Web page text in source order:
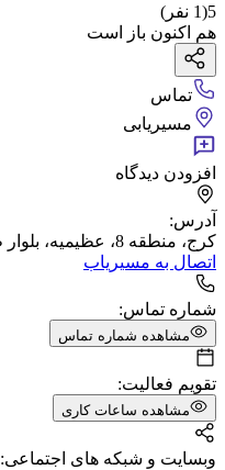
5
(
1 نفر)
هم اکنون باز است
تماس
مسیریابی
افزودن دیدگاه
آدرس:
کرج، منطقه 8، عظیمیه، بلوار طالقانی
اتصال به مسیریاب
شماره تماس:
مشاهده شماره تماس
تقویم فعالیت:
مشاهده ساعات کاری
وبسایت و شبکه های اجتماعی: